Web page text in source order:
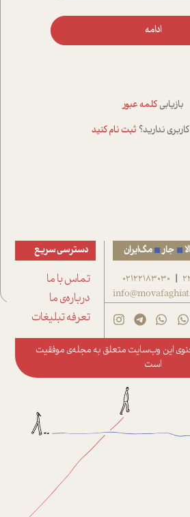
ادامه
بازیابی کلمه عبور
ندارید؟ ثبت نام کنید
جار مگ‌ایران
|
02122183030
دسترسی سریع
تماس با ما
درباره‌ی ما
تعرفه تبلیغات
این وب‌سایت متعلق به مجله‌ی موفقیت
است